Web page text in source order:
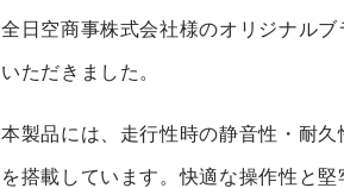
全日空商事株式会社様のオリジナル
いただきました。
本製品には、走行性時の静音性・耐
を搭載しています。快適な操作性と